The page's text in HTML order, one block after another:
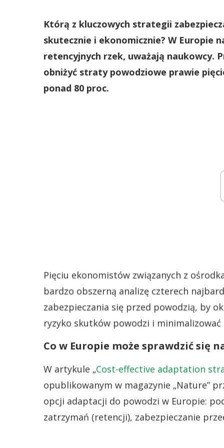
Którą z kluczowych strategii
skutecznie i ekonomicznie? W Europie
retencyjnych rzek, uważają naukowcy.
obniżyć straty powodziowe prawie
ponad 80 proc.
Pięciu ekonomistów związanych z
bardzo obszerną analizę czterech
zabezpieczania się przed powodzią, by
ryzyko skutków powodzi i
Co w Europie może sprawdzić się
W artykule „Cost-effective adaptation
opublikowanym w magazynie „Nature”
opcji adaptacji do powodzi w Europie:
zatrzymań (retencji), zabezpieczanie